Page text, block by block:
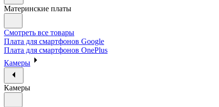
Материнские платы
Смотреть все товары
Плата для смартфонов Google
Плата для смартфонов OnePlus
Камеры
Камеры